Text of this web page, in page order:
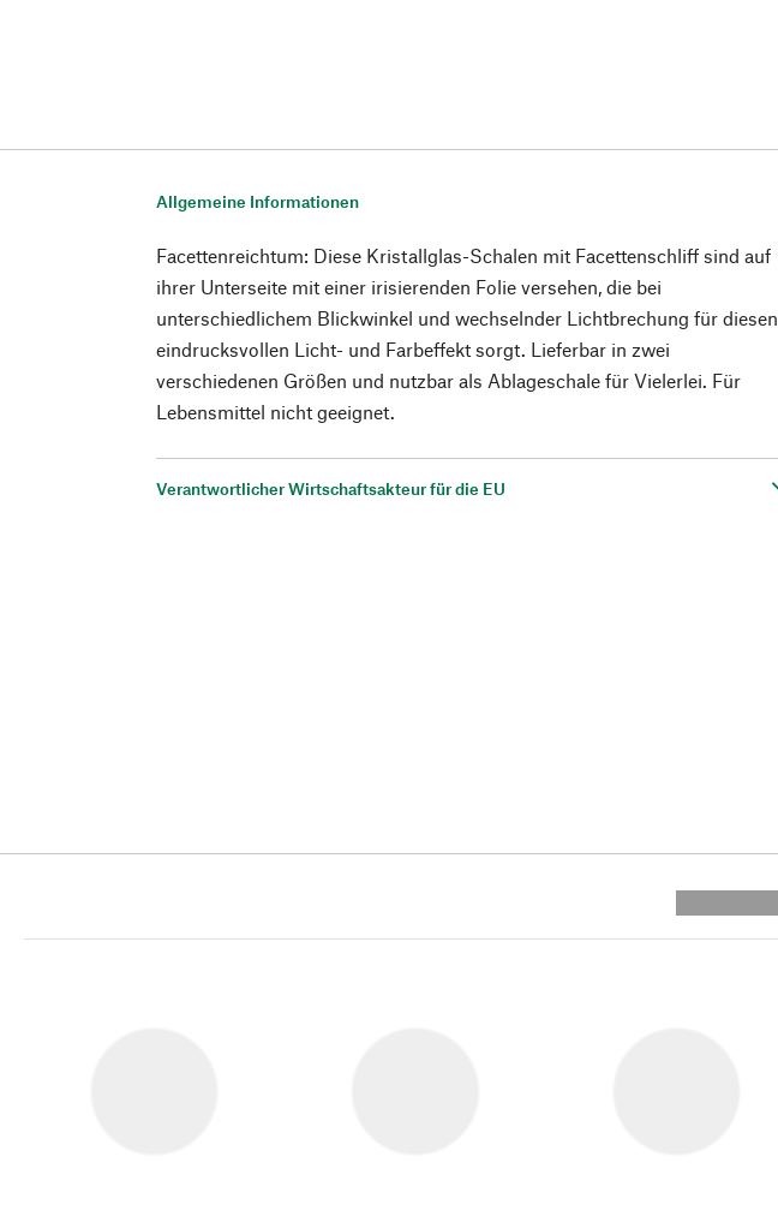
Allgemeine Informationen
Facettenreichtum: Diese Kristallglas-Schalen mit Facettenschliff sind auf
ihrer Unterseite mit einer irisierenden Folie versehen, die bei
unterschiedlichem Blickwinkel und wechselnder Lichtbrechung für diesen
eindrucksvollen Licht- und Farbeffekt sorgt. Lieferbar in zwei
verschiedenen Größen und nutzbar als Ablageschale für Vielerlei. Für
Lebensmittel nicht geeignet.
Verantwortlicher Wirtschaftsakteur für die EU